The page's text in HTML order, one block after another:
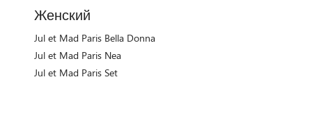
Женский
Jul et Mad Paris Bella Donna
Jul et Mad Paris Nea
Jul et Mad Paris Set